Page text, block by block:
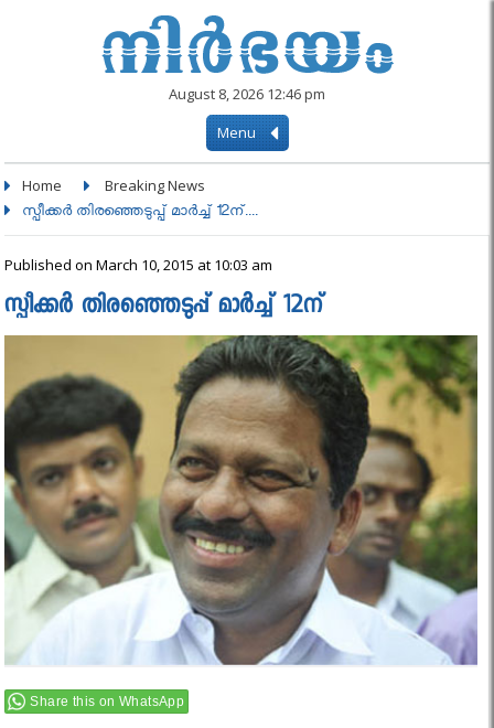
August 8, 2026 12:46 pm
Menu
Home Breaking News
സ്പീക്കര്‍ തിരഞ്ഞെടുപ്പ് മാര്‍ച്ച് 12ന്....
Published on March 10, 2015 at 10:03 am
സ്പീക്കര്‍ തിരഞ്ഞെടുപ്പ് മാര്‍ച്ച് 12ന്
Share this on WhatsApp